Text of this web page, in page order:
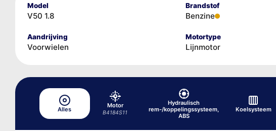
Model
V50 1.8
Brandstof
Benzine
Aandrijving
Voorwielen
Motortype
Lijnmotor
Alles
Motor
B4184S11
Hydraulisch
rem-/koppelingssysteem,
ABS
Koelsysteem